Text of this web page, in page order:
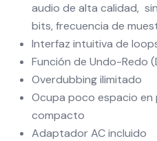
audio de alta calidad,
bits, frecuencia de
Interfaz intuitiva de
Función de Undo-Redo
Overdubbing ilimitado
Ocupa poco espacio
compacto
Adaptador AC incluido